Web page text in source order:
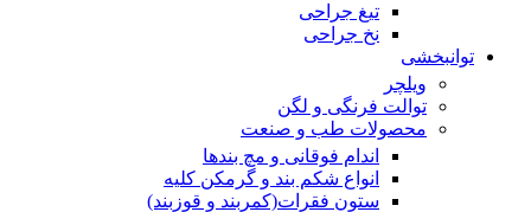
تیغ جراحی
نخ جراحی
توانبخشی
ویلچر
توالت فرنگی و لگن
محصولات طب و صنعت
اندام فوقانی و مچ بندها
انواع شکم بند و گرمکن کلیه
ستون فقرات(کمربند و قوزبند)